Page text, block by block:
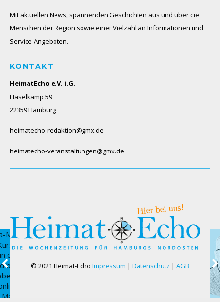
Mit aktuellen News, spannenden Geschichten aus und über die
Menschen der Region sowie einer Vielzahl an Informationen und
Service-Angeboten.
KONTAKT
HeimatEcho e.V. i.G.
Haselkamp 59
22359 Hamburg
heimatecho-redaktion@gmx.de
heimatecho-veranstaltungen@gmx.de
© 2021 Heimat-Echo Impressum | Datenschutz | AGB